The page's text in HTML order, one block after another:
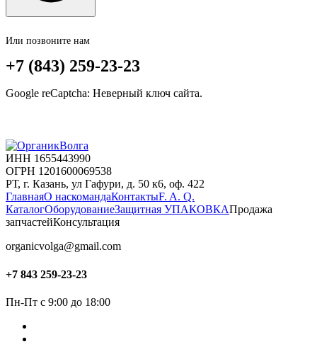
Или позвоните нам
+7 (843) 259-23-23
Google reCaptcha: Неверный ключ сайта.
ИНН 1655443990
ОГРН 1201600069538
РТ, г. Казань, ул Гафури, д. 50 к6, оф. 422
ГлавнаяО наскомандаКонтактыF. A. Q.
КаталогОборудованиеЗащитная УПАКОВКАПродажа
запчастейКонсультация
organicvolga@gmail.com
+7 843 259-23-23
Пн-Пт с 9:00 до 18:00